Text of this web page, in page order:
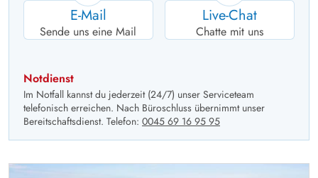
E-Mail
Sende uns eine Mail
Live-Chat
Chatte mit uns
Notdienst
Im Notfall kannst du jederzeit (24/7) unser Serviceteam
telefonisch erreichen. Nach Büroschluss übernimmt unser
Bereitschaftsdienst. Telefon: 0045 69 16 95 95